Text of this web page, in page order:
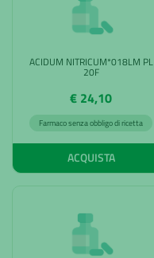
ACIDUM NITRICUM*018LM PL
20F
€ 24,10
Farmaco senza obbligo di ricetta
ACQUISTA